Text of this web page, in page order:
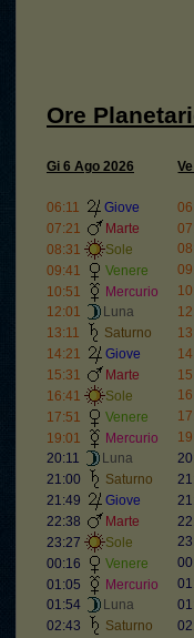
Ore
Gi 6 Ago 2026
06:11
Giove
07:21
Marte
08:31
Sole
09:41
Venere
10:51
Mercurio
12:01
Luna
13:11
Saturno
14:21
Giove
15:31
Marte
16:41
Sole
17:51
Venere
19:01
Mercurio
20:11
Luna
21:00
Saturno
21:49
Giove
22:38
Marte
23:27
Sole
00:16
Venere
01:05
Mercurio
01:54
Luna
02:43
Saturno